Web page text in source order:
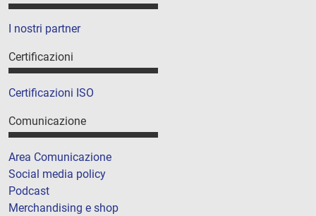
I nostri partner
Certificazioni
Certificazioni ISO
Comunicazione
Area Comunicazione
Social media policy
Podcast
Merchandising e shop